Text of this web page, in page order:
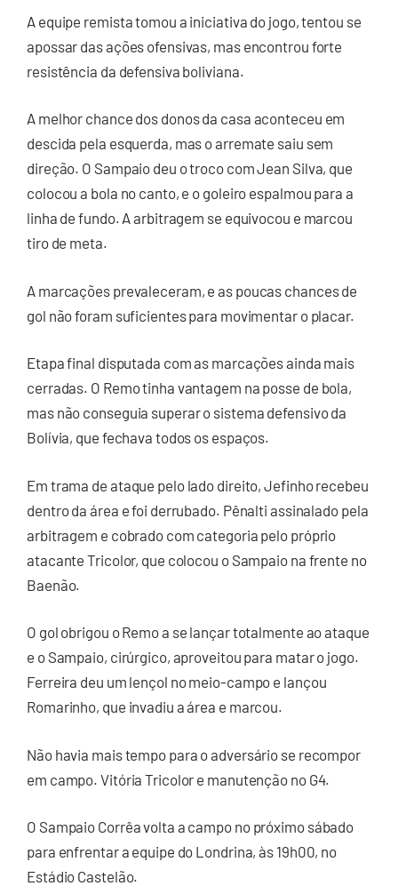
A equipe remista tomou a iniciativa do jogo, tentou se
apossar das ações ofensivas, mas encontrou forte
resistência da defensiva boliviana.
A melhor chance dos donos da casa aconteceu em
descida pela esquerda, mas o arremate saiu sem
direção. O Sampaio deu o troco com Jean Silva, que
colocou a bola no canto, e o goleiro espalmou para a
linha de fundo. A arbitragem se equivocou e marcou
tiro de meta.
A marcações prevaleceram, e as poucas chances de
gol não foram suficientes para movimentar o placar.
Etapa final disputada com as marcações ainda mais
cerradas. O Remo tinha vantagem na posse de bola,
mas não conseguia superar o sistema defensivo da
Bolívia, que fechava todos os espaços.
Em trama de ataque pelo lado direito, Jefinho recebeu
dentro da área e foi derrubado. Pênalti assinalado pela
arbitragem e cobrado com categoria pelo próprio
atacante Tricolor, que colocou o Sampaio na frente no
Baenão.
O gol obrigou o Remo a se lançar totalmente ao ataque
e o Sampaio, cirúrgico, aproveitou para matar o jogo.
Ferreira deu um lençol no meio-campo e lançou
Romarinho, que invadiu a área e marcou.
Não havia mais tempo para o adversário se recompor
em campo. Vitória Tricolor e manutenção no G4.
O Sampaio Corrêa volta a campo no próximo sábado
para enfrentar a equipe do Londrina, às 19h00, no
Estádio Castelão.